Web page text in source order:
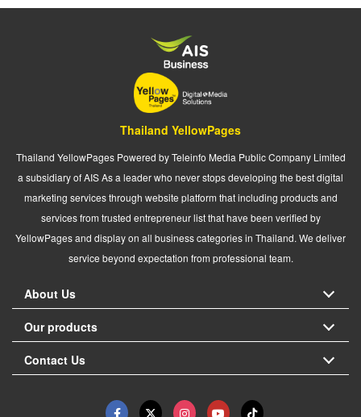
Thailand YellowPages
Thailand YellowPages Powered by Teleinfo Media Public Company Limited
a subsidiary of AIS As a leader who never stops developing the best digital
marketing services through website platform that including products and
services from trusted entrepreneur list that have been verified by
YellowPages and display on all business categories in Thailand. We deliver
service beyond expectation from professional team.
About Us
Our products
Contact Us